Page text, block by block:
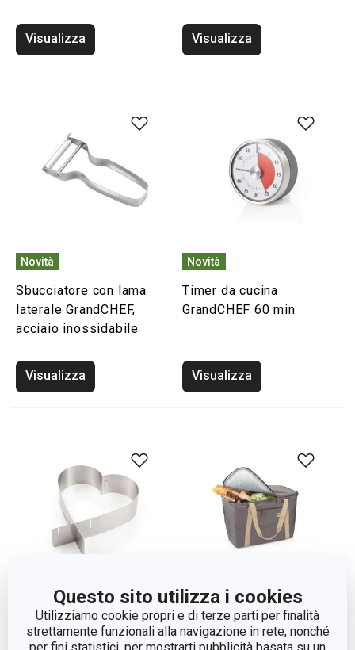
Questo sito utilizza i cookies
Utilizziamo cookie propri e di terze parti per finalità
strettamente funzionali alla navigazione in rete, nonché
Visualizza Visualizza
Novità
Sbucciatore con lama
laterale GrandCHEF,
acciaio inossidabile
Visualizza
Novità
Timer da cucina
GrandCHEF 60 min
Visualizza
Novità
Anello regolabile per
torte a cuore DELÍCIA
Novità
Cestino termico
pieghevole Click SHOP!